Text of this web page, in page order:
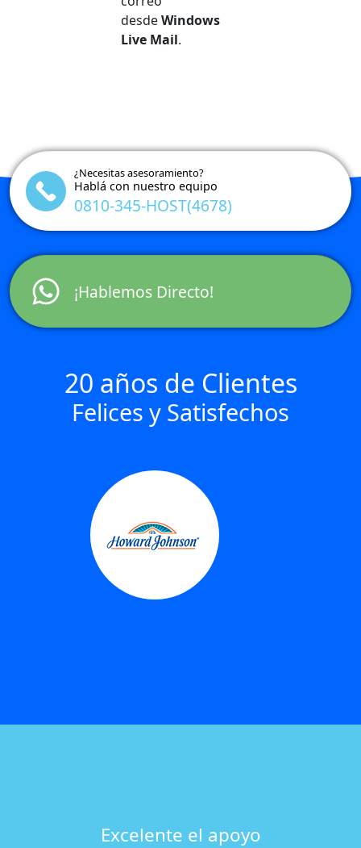
desdeWindows
Live Mail.
¿Necesitas asesoramiento?
Hablá con nuestro equipo
0810-345-HOST(4678)
¡Hablemos Directo!
20 años de Clientes
Felices y Satisfechos
Excelente el apoyo